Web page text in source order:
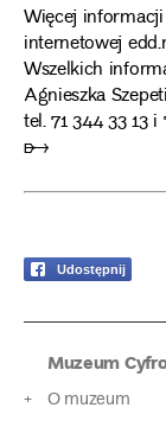
Więcej
internetowej
Wszelkich
Agnieszka
tel. 71 344 33 13 i
➸
Udostępnij
Muzeum
O muzeum